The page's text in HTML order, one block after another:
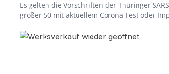
Es gelten die Vorschriften der Thüringer
größer 50 mit aktuellem Corona Test oder